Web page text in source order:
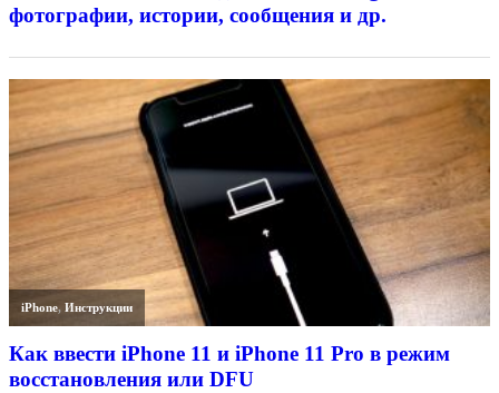
фотографии, истории, сообщения и др.
iPhone,Инструкции
Как ввести iPhone 11 и iPhone 11 Pro в режим
восстановления или DFU